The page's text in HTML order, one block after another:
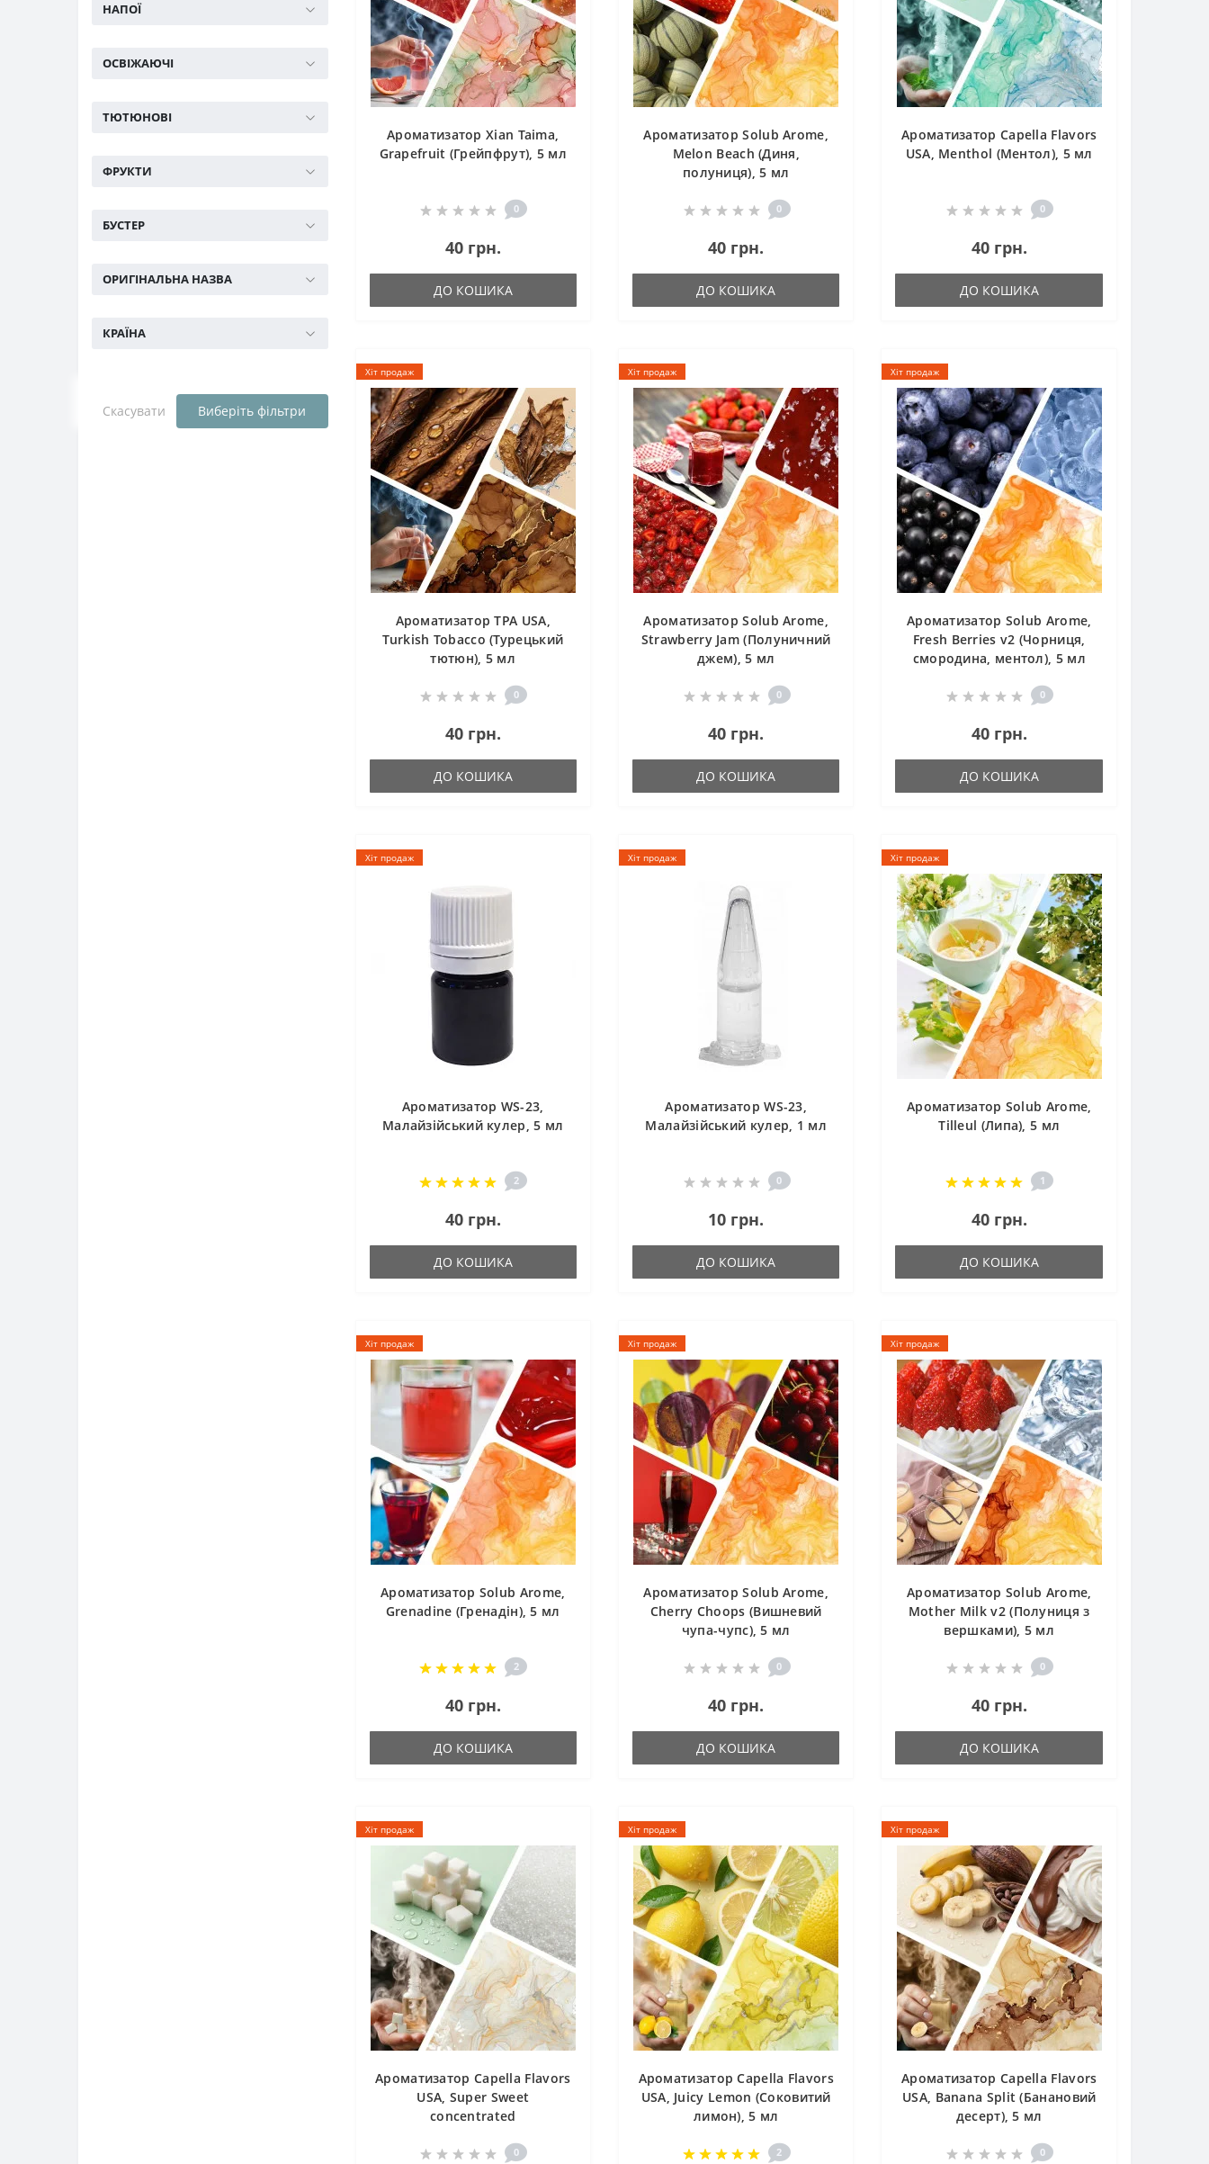
НАПОЇ
ОСВІЖАЮЧІ
ТЮТЮНОВІ
ФРУКТИ
БУСТЕР
ОРИГІНАЛЬНА НАЗВА
КРАЇНА
Скасувати Виберіть фільтри
Ароматизатор Xian Taima,
Grapefruit (Грейпфрут), 5 мл
0
40 грн.
ДО КОШИКА
Ароматизатор Solub Arome,
Melon Beach (Диня,
полуниця), 5 мл
0
40 грн.
ДО КОШИКА
Ароматизатор Capella Flavors
USA, Menthol (Ментол), 5 мл
0
40 грн.
ДО КОШИКА
Хіт продаж
Ароматизатор TPA USA,
Turkish Tobacco (Турецький
тютюн), 5 мл
0
40 грн.
ДО КОШИКА
Хіт продаж
Ароматизатор Solub Arome,
Strawberry Jam (Полуничний
джем), 5 мл
0
40 грн.
ДО КОШИКА
Хіт продаж
Ароматизатор Solub Arome,
Fresh Berries v2 (Чорниця,
смородина, ментол), 5 мл
0
40 грн.
ДО КОШИКА
Хіт продаж
Ароматизатор WS-23,
Малайзійський кулер, 5 мл
2
40 грн.
ДО КОШИКА
Хіт продаж
Ароматизатор WS-23,
Малайзійський кулер, 1 мл
0
10 грн.
ДО КОШИКА
Хіт продаж
Ароматизатор Solub Arome,
Tilleul (Липа), 5 мл
1
40 грн.
ДО КОШИКА
Хіт продаж
Ароматизатор Solub Arome,
Grenadine (Гренадін), 5 мл
2
40 грн.
ДО КОШИКА
Хіт продаж
Ароматизатор Solub Arome,
Cherry Choops (Вишневий
чупа-чупс), 5 мл
0
40 грн.
ДО КОШИКА
Хіт продаж
Ароматизатор Solub Arome,
Mother Milk v2 (Полуниця з
вершками), 5 мл
0
40 грн.
ДО КОШИКА
Хіт продаж
Ароматизатор Capella Flavors
USA, Super Sweet
concentrated
0
Хіт продаж
Ароматизатор Capella Flavors
USA, Juicy Lemon (Соковитий
лимон), 5 мл
2
Хіт продаж
Ароматизатор Capella Flavors
USA, Banana Split (Банановий
десерт), 5 мл
0